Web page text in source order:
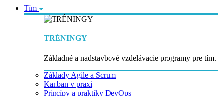
Tím
TRÉNINGY
Základné a nadstavbové vzdelávacie programy pre tím.
Základy Agile a Scrum
Kanban v praxi
Princípy a praktiky DevOps